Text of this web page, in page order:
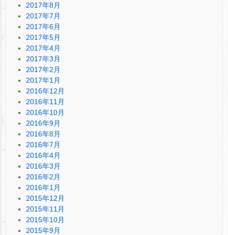
2017年8月
2017年7月
2017年6月
2017年5月
2017年4月
2017年3月
2017年2月
2017年1月
2016年12月
2016年11月
2016年10月
2016年9月
2016年8月
2016年7月
2016年4月
2016年3月
2016年2月
2016年1月
2015年12月
2015年11月
2015年10月
2015年9月